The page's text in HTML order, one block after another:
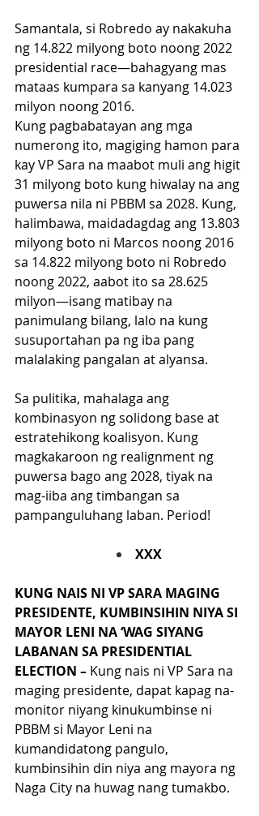
Samantala, si Robredo ay nakakuha
ng 14.822 milyong boto noong 2022
presidential race—bahagyang mas
mataas kumpara sa kanyang 14.023
milyon noong 2016.
Kung pagbabatayan ang mga
numerong ito, magiging hamon para
kay VP Sara na maabot muli ang higit
31 milyong boto kung hiwalay na ang
puwersa nila ni PBBM sa 2028. Kung,
halimbawa, maidadagdag ang 13.803
milyong boto ni Marcos noong 2016
sa 14.822 milyong boto ni Robredo
noong 2022, aabot ito sa 28.625
milyon—isang matibay na
panimulang bilang, lalo na kung
susuportahan pa ng iba pang
malalaking pangalan at alyansa.
Sa pulitika, mahalaga ang
kombinasyon ng solidong base at
estratehikong koalisyon. Kung
magkakaroon ng realignment ng
puwersa bago ang 2028, tiyak na
mag-iiba ang timbangan sa
pampanguluhang laban. Period!
XXX
KUNG NAIS NI VP SARA MAGING
PRESIDENTE, KUMBINSIHIN NIYA SI
MAYOR LENI NA ‘WAG SIYANG
LABANAN SA PRESIDENTIAL
ELECTION – Kung nais ni VP Sara na
maging presidente, dapat kapag na-
monitor niyang kinukumbinse ni
PBBM si Mayor Leni na
kumandidatong pangulo,
kumbinsihin din niya ang mayora ng
Naga City na huwag nang tumakbo.